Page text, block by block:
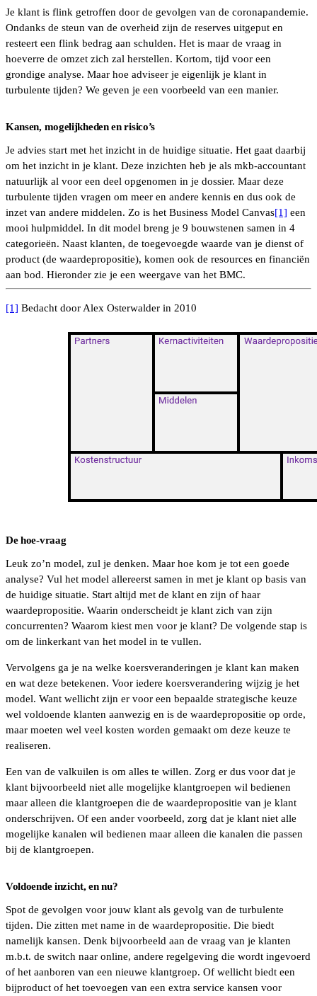
Je klant is flink getroffen door de gevolgen van de coronapandemie.
Ondanks de steun van de overheid zijn de reserves uitgeput en
resteert een flink bedrag aan schulden. Het is maar de vraag in
hoeverre de omzet zich zal herstellen. Kortom, tijd voor een
grondige analyse. Maar hoe adviseer je eigenlijk je klant in
turbulente tijden? We geven je een voorbeeld van een manier.
Kansen, mogelijkheden en risico’s
Je advies start met het inzicht in de huidige situatie. Het gaat daarbij
om het inzicht in je klant. Deze inzichten heb je als mkb-accountant
natuurlijk al voor een deel opgenomen in je dossier. Maar deze
turbulente tijden vragen om meer en andere kennis en dus ook de
inzet van andere middelen. Zo is het Business Model Canvas[1] een
mooi hulpmiddel. In dit model breng je 9 bouwstenen samen in 4
categorieën. Naast klanten, de toegevoegde waarde van je dienst of
product (de waardepropositie), komen ook de resources en financiën
aan bod. Hieronder zie je een weergave van het BMC.
[1] Bedacht door Alex Osterwalder in 2010
De hoe-vraag
Leuk zo’n model, zul je denken. Maar hoe kom je tot een goede
analyse? Vul het model allereerst samen in met je klant op basis van
de huidige situatie. Start altijd met de klant en zijn of haar
waardepropositie. Waarin onderscheidt je klant zich van zijn
concurrenten? Waarom kiest men voor je klant? De volgende stap is
om de linkerkant van het model in te vullen.
Vervolgens ga je na welke koersveranderingen je klant kan maken
en wat deze betekenen. Voor iedere koersverandering wijzig je het
model. Want wellicht zijn er voor een bepaalde strategische keuze
wel voldoende klanten aanwezig en is de waardepropositie op orde,
maar moeten wel veel kosten worden gemaakt om deze keuze te
realiseren.
Een van de valkuilen is om alles te willen. Zorg er dus voor dat je
klant bijvoorbeeld niet alle mogelijke klantgroepen wil bedienen
maar alleen die klantgroepen die de waardepropositie van je klant
onderschrijven. Of een ander voorbeeld, zorg dat je klant niet alle
mogelijke kanalen wil bedienen maar alleen die kanalen die passen
bij de klantgroepen.
Voldoende inzicht, en nu?
Spot de gevolgen voor jouw klant als gevolg van de turbulente
tijden. Die zitten met name in de waardepropositie. Die biedt
namelijk kansen. Denk bijvoorbeeld aan de vraag van je klanten
m.b.t. de switch naar online, andere regelgeving die wordt ingevoerd
of het aanboren van een nieuwe klantgroep. Of wellicht biedt een
bijproduct of het toevoegen van een extra service kansen voor